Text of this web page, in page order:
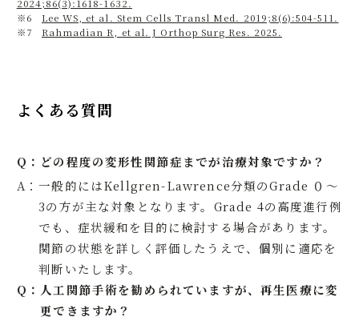
2024;86(3):1618-1632.
※6 Lee WS, et al. Stem Cells Transl Med. 2019;8(6):504-511.
※7 Rahmadian R, et al. J Orthop Surg Res. 2025.
よくある質問
Q： どの程度の変形性関節症までが治療対象ですか？
A：一般的にはKellgren-Lawrence分類のGrade ０〜
3の方が主な対象となります。Grade 4の高度進行例
でも、症状緩和を目的に検討する場合があります。
関節の状態を詳しく評価したうえで、個別に適応を
判断いたします。
Q： 人工関節手術を勧められていますが、再生医療に変
更できますか？